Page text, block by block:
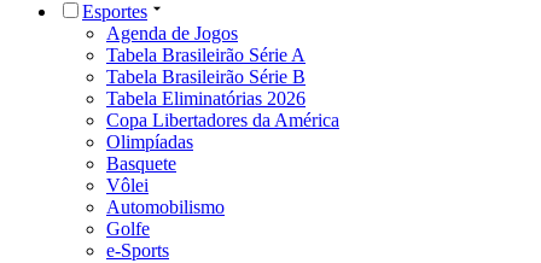
Esportes
Agenda de Jogos
Tabela Brasileirão Série A
Tabela Brasileirão Série B
Tabela Eliminatórias 2026
Copa Libertadores da América
Olimpíadas
Basquete
Vôlei
Automobilismo
Golfe
e-Sports